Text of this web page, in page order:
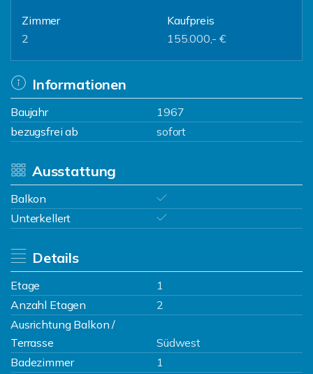
Zimmer
2
Kaufpreis
155.000,- €
Informationen
Baujahr
1967
bezugsfrei ab
sofort
Ausstattung
Balkon
Unterkellert
Details
Etage
1
Anzahl Etagen
2
Ausrichtung Balkon /
Terrasse
Südwest
Badezimmer
1